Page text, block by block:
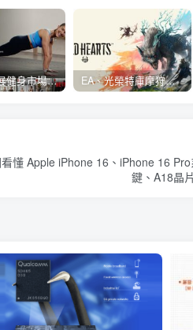
Netflix 擴展健身市場 與 Nike 合作推出《Nike Training Club》系列健身影片 EA、光榮特庫摩狩獵冒險遊戲《WILD HEARTS》公布「強大化獸」宣傳影片
懂 Apple iPhone 16、iPhone 16
鍵、A18晶